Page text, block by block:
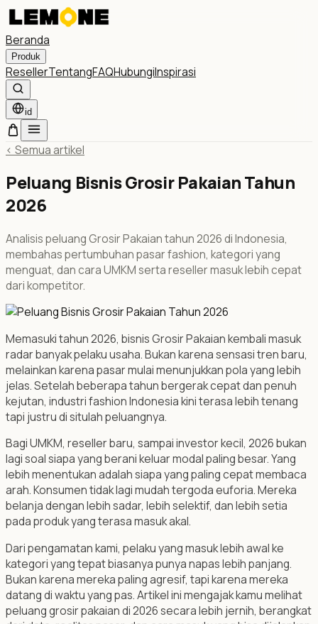
Beranda
Produk
ResellerTentangFAQHubungiInspirasi
id
< Semua artikel
Peluang Bisnis Grosir Pakaian Tahun
2026
Analisis peluang Grosir Pakaian tahun 2026 di Indonesia,
membahas pertumbuhan pasar fashion, kategori yang
menguat, dan cara UMKM serta reseller masuk lebih cepat
dari kompetitor.
Memasuki tahun 2026, bisnis Grosir Pakaian kembali masuk
radar banyak pelaku usaha. Bukan karena sensasi tren baru,
melainkan karena pasar mulai menunjukkan pola yang lebih
jelas. Setelah beberapa tahun bergerak cepat dan penuh
kejutan, industri fashion Indonesia kini terasa lebih tenang
tapi justru di situlah peluangnya.
Bagi UMKM, reseller baru, sampai investor kecil, 2026 bukan
lagi soal siapa yang berani keluar modal paling besar. Yang
lebih menentukan adalah siapa yang paling cepat membaca
arah. Konsumen tidak lagi mudah tergoda euforia. Mereka
belanja dengan lebih sadar, lebih selektif, dan lebih setia
pada produk yang terasa masuk akal.
Dari pengamatan kami, pelaku yang masuk lebih awal ke
kategori yang tepat biasanya punya napas lebih panjang.
Bukan karena mereka paling agresif, tapi karena mereka
datang di waktu yang pas. Artikel ini mengajak kamu melihat
peluang grosir pakaian di 2026 secara lebih jernih, berangkat